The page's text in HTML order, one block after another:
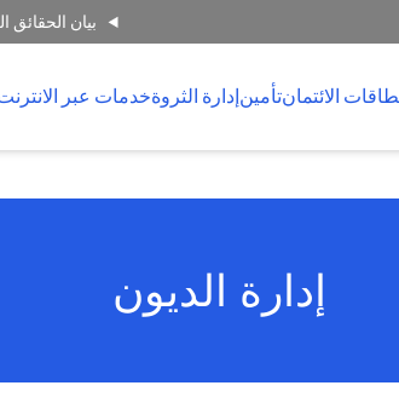
بيان الحقائق
الائتمانتأمينإدارة الثروةخدمات عبر
إدارة الديون